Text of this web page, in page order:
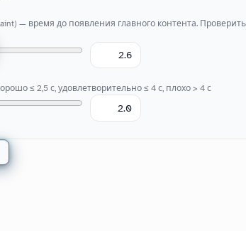
— время до появления главного контента.
≤ 2,5 с, удовлетворительно ≤ 4 с, плохо > 4 с